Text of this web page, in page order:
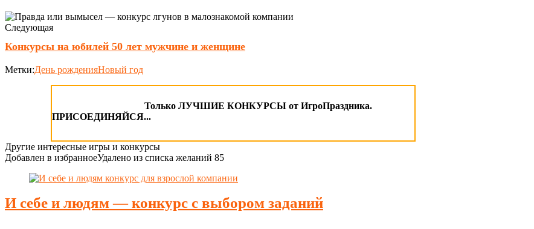
Следующая
Конкурсы на юбилей 50 лет мужчине и женщине
Метки:День рожденияНовый год
Только ЛУЧШИЕ КОНКУРСЫ от ИгроПраздника.
ПРИСОЕДИНЯЙСЯ...
Другие интересные игры и конкурсы
Добавлен в избранноеУдалено из списка желаний 85
И себе и людям — конкурс с выбором заданий